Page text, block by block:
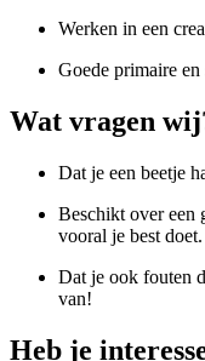
Werken in een
Goede primaire
Wat vragen
Dat je een beetje
Beschikt over een
vooral je best doet.
Dat je ook fouten
van!
Heb je